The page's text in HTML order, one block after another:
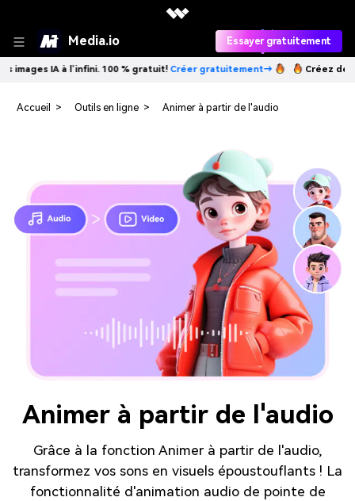
Media.io Essayer gratuitement
IA à l’infini. 100 % gratuit!Créer gratuitement→ Créez des images
Accueil > Outils en ligne > Animer à partir de l'audio
Animer à partir de l'audio
Grâce à la fonction Animer à partir de l'audio,
transformez vos sons en visuels époustouflants ! La
fonctionnalité d'animation audio de pointe de